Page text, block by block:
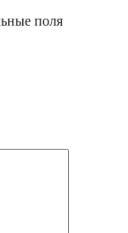
поля